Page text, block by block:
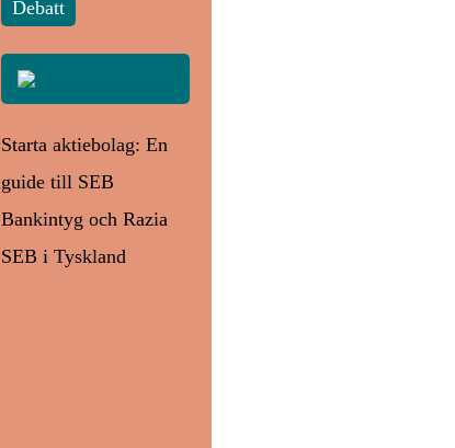
Debatt
Starta aktiebolag: En
guide till SEB
Bankintyg och Razia
SEB i Tyskland